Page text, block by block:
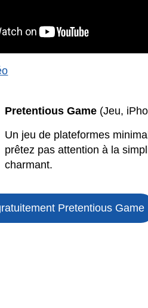
Pretentious Game (Jeu,
Un jeu de plateformes
prêtez pas attention à la
charmant.
Pretentious Game